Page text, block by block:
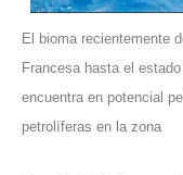
El bioma recientemente
Francesa hasta el
encuentra en potencial
petrolíferas en la zona